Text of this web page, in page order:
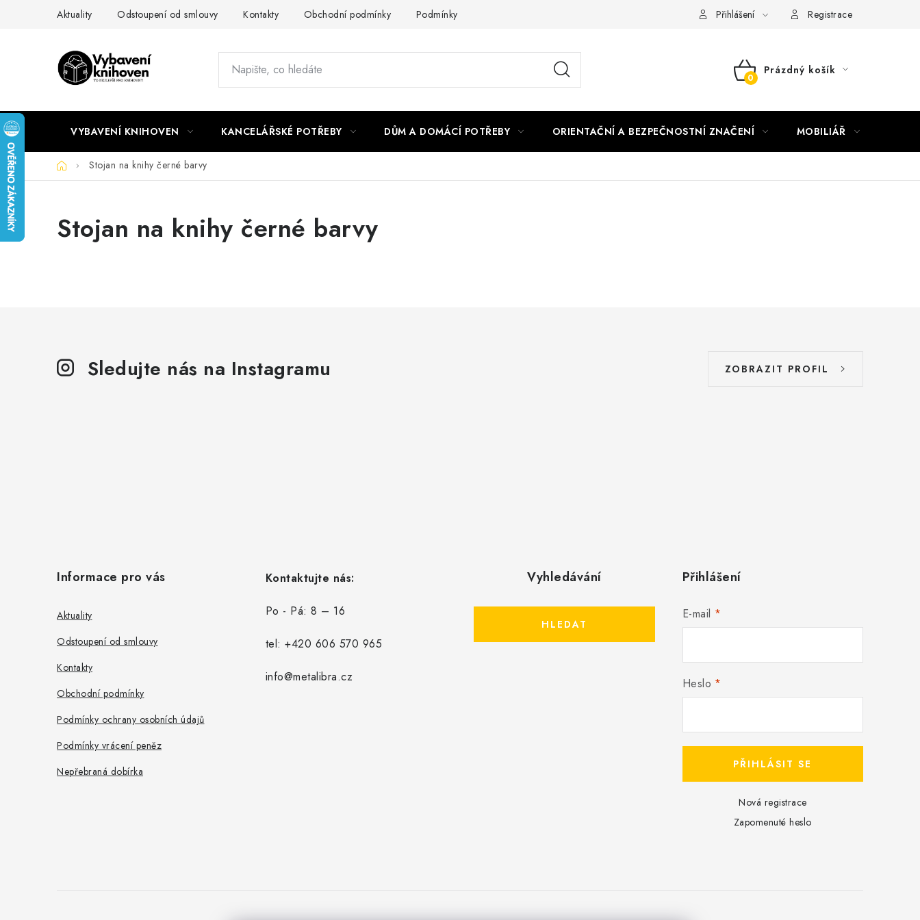
Aktuality Odstoupení od smlouvy Kontakty Obchodní podmínky Podmínky ochrany osobních údajů Nepřebraná dobírka
Přihlášení Registrace
NÁKUPNÍ
Prázdný košík
VYBAVENÍ KNIHOVEN KANCELÁŘSKÉ POTŘEBY DŮM A DOMÁCÍ POTŘEBY ORIENTAČNÍ A BEZPEČNOSTNÍ ZNAČENÍ MOBILIÁŘ
DomůStojan na knihy černé barvy
Stojan na knihy černé barvy
Sledujte nás na Instagramu ZOBRAZIT PROFIL
Informace pro vás
Aktuality
Odstoupení od smlouvy
Kontakty
Obchodní podmínky
Podmínky ochrany osobních údajů
Podmínky vrácení peněz
Nepřebraná dobírka
Kontaktujte nás:
Po - Pá: 8 – 16
tel: +420 606 570 965
info@metalibra.cz
Vyhledávání
HLEDAT
Přihlášení
E-mail
Heslo
PŘIHLÁSIT SE
Nová registrace
Zapomenuté heslo